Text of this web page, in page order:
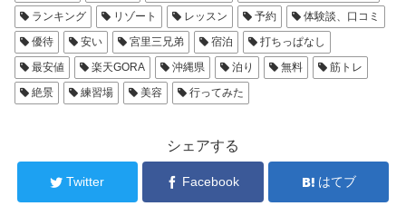
ランキング
リゾート レッスン 予約
体験談、口コミ
優待
安い 宮里三兄弟 宿泊
打ちっぱなし
最安値
楽天GORA 沖縄県 泊り 無料
筋トレ
絶景
練習場 美容 行ってみた
シェアする
Twitter Facebook はてブ